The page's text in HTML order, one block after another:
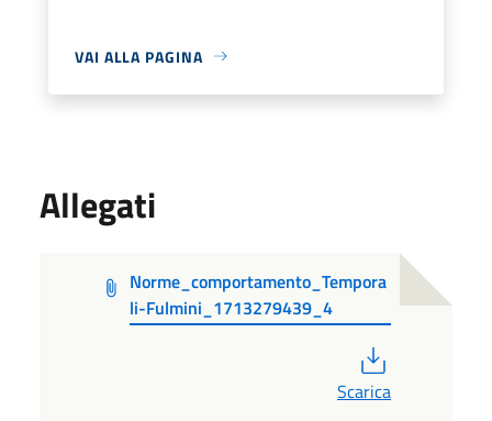
VAI ALLA PAGINA
Allegati
Norme_comportamento_Tempora
li-Fulmini_1713279439_4
Scarica